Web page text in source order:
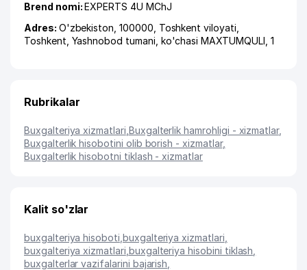
Brend nomi:EXPERTS 4U MChJ
Adres: O'zbekiston, 100000, Toshkent viloyati
Toshkent Yashnobod tumani ko'chasi MAXTUMQULI , 1
Rubrikalar
Buxgalteriya xizmatlari Buxgalterlik hamrohligi - xizmatlar,
Buxgalterlik hisobotini olib borish - xizmatlar,
Buxgalterlik hisobotni tiklash - xizmatlar
Kalit so'zlar
buxgalteriya hisoboti buxgalteriya xizmatlari
buxgalteriya xizmatlari buxgalteriya hisobini tiklash
buxgalterlar vazifalarini bajarish